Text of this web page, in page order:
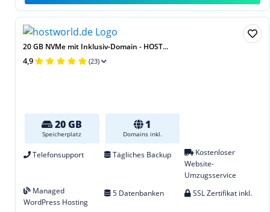
20 GB NVMe mit Inklusiv-Domain - HOST...
4,9 (23)
20 GB
Speicherplatz
1
Domains inkl.
Telefonsupport Tägliches Backup
Kostenloser
Website-
Umzugsservice
Managed
WordPress Hosting
5 Datenbanken SSL Zertifikat inkl.